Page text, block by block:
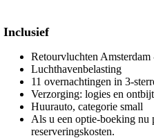
Inclusief
Retourvluchten Amsterdam
Luchthavenbelasting
11 overnachtingen in 3-
Verzorging: logies en ontbijt
Huurauto, categorie small
Als u een optie-boeking nu
reserveringskosten.